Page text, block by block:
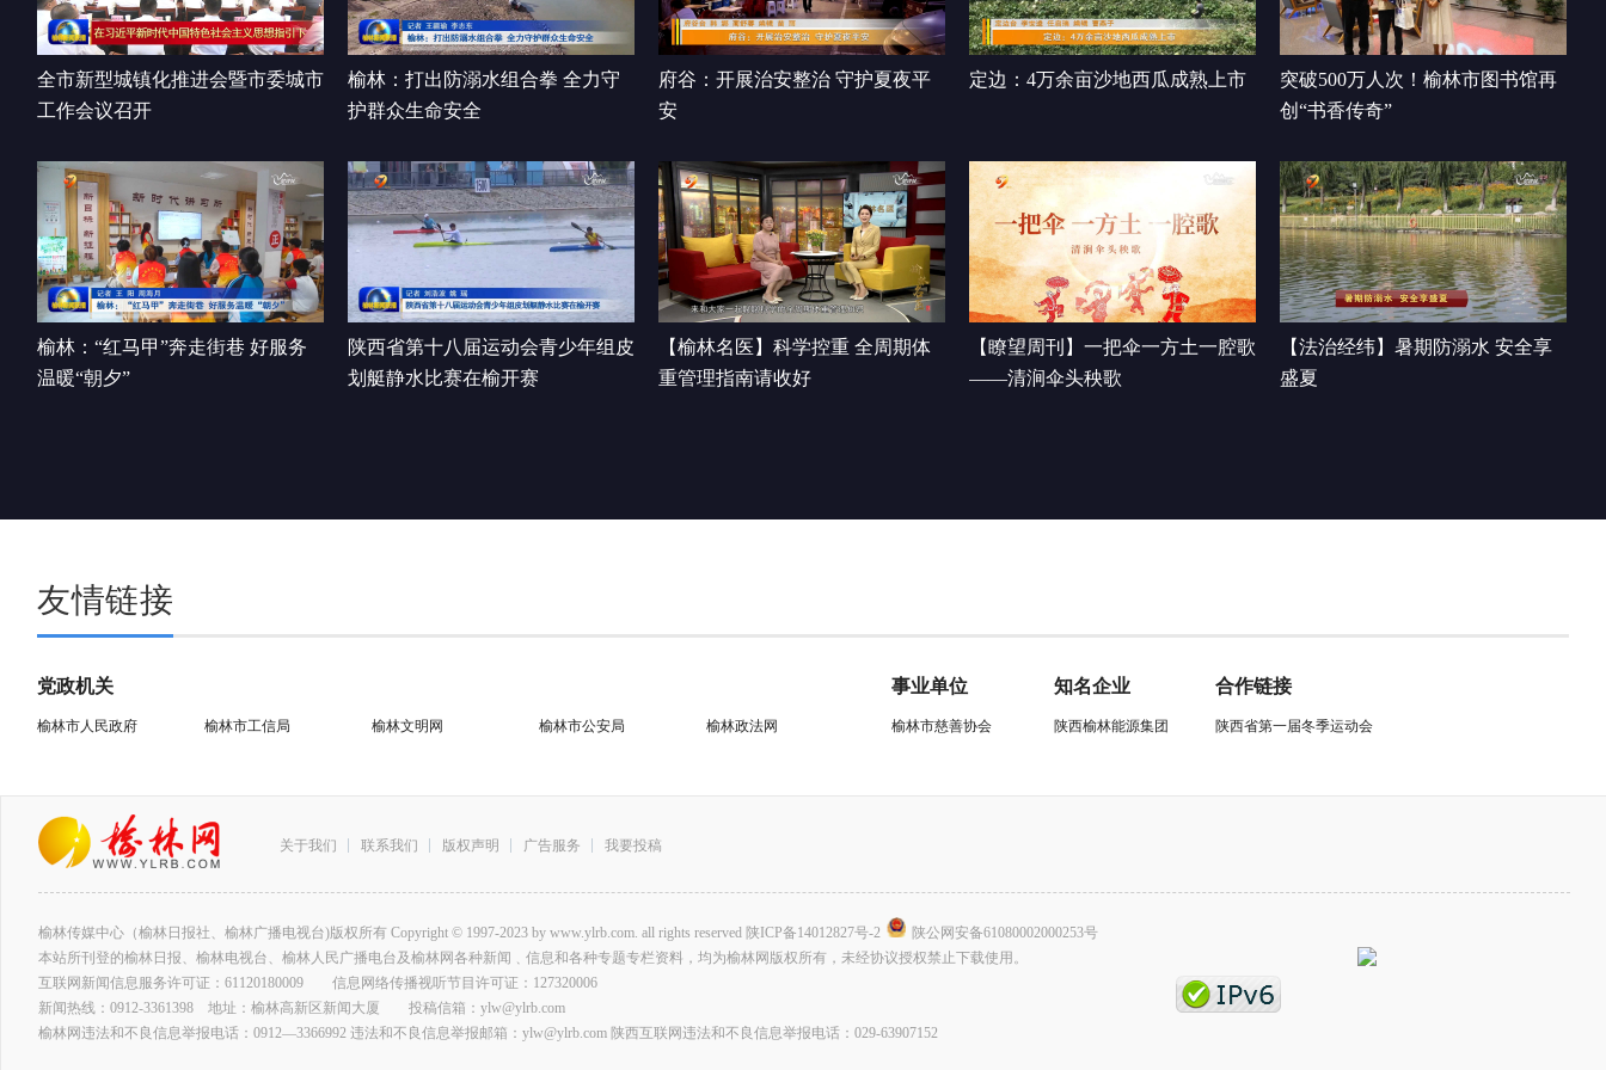
00:01:01
全市新型城镇化推进会暨市委城市
工作会议召开
榆林：打出防溺水组合拳 全力守
护群众生命安全
府谷：开展治安整治 守护夏夜平
安
定边：4万余亩沙地西瓜成熟上市
突破500万人次！榆林市图书馆再
创“书香传奇”
榆林：“红马甲”奔走街巷 好服务
温暖“朝夕”
陕西省第十八届运动会青少年组皮
划艇静水比赛在榆开赛
【榆林名医】科学控重 全周期体
重管理指南请收好
【瞭望周刊】一把伞一方土一腔歌
——清涧伞头秧歌
【法治经纬】暑期防溺水 安全享
盛夏
友情链接
党政机关
榆林市人民政府 榆林市工信局 榆林文明网 榆林市公安局 榆林政法网
事业单位
榆林市慈善协会
知名企业
陕西榆林能源集团
合作链接
陕西省第一届冬季运动会
关于我们 联系我们 版权声明 广告服务 我要投稿
榆林传媒中心（榆林日报社、榆林广播电视台)版权所有 Copyright © 1997-2023 by www.ylrb.com. all rights reserved 陕ICP备14012827号-2
陕公网安备61080002000253号
本站所刊登的榆林日报、榆林电视台、榆林人民广播电台及榆林网各种新闻﹑信息和各种专题专栏资料，均为榆林网版权所有，未经协议授权禁止下载使用。
互联网新闻信息服务许可证：61120180009 信息网络传播视听节目许可证：127320006
新闻热线：0912-3361398 地址：榆林高新区新闻大厦 投稿信箱：ylw@ylrb.com
榆林网违法和不良信息举报电话：0912—3366992 违法和不良信息举报邮箱：ylw@ylrb.com 陕西互联网违法和不良信息举报电话：029-63907152